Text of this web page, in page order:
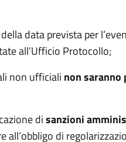
data prevista per
all’Ufficio Protocollo;
non ufficiali non saranno
disanzioni
all’obbligo di